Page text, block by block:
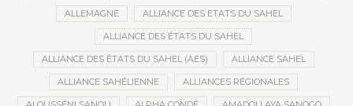
ALLEMAGNE ALLIANCE DES ETATS DU SAHEL
ALLIANCE DES ÉTATS DU SAHEL
ALLIANCE DES ÉTATS DU SAHEL (AES) ALLIANCE SAHEL
ALLIANCE SAHÉLIENNE ALLIANCES RÉGIONALES